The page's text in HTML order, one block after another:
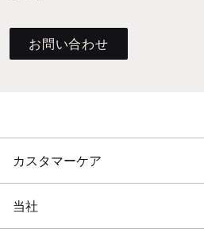
お問い合わせ
カスタマーケア
当社